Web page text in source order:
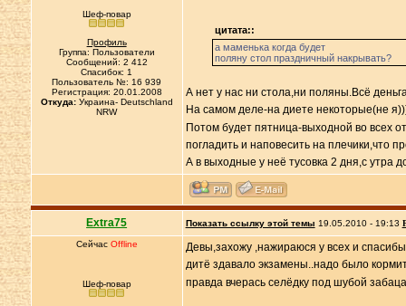
Шеф-повар
Профиль
Группа: Пользователи
Сообщений: 2 412
Спасибок: 1
Пользователь №: 16 939
Регистрация: 20.01.2008
Откуда:Украина- Deutschland
NRW
цитата::
а маменька когда будет
поляну стол праздничный накрывать?
А нет у нас ни стола,ни поляны.Всё
На самом деле-на диете некоторые(не
Потом будет пятница-выходной во всех
погладить и наповесить на плечики,что
А в выходные у неё тусовка 2 дня,с утра
Extra75 Показать ссылку этой темы 19.05.2010 - 19:13
Сейчас Offline
Шеф-повар
Девы,захожу ,нажираюся у всех и
дитё здавало экзамены..надо было
правда вчерась селёдку под шубой